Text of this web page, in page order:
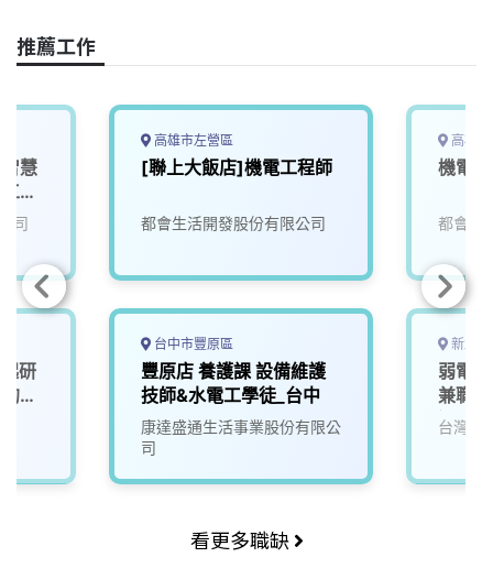
推薦工作
慧
程
員
司
研
未
高雄市左營區
[聯上大飯店]機電工程師
都會生活開發股份有限公司
台中市豐原區
豐原店 養護課 設備維護
技師&水電工學徒_台中
康達盛通生活事業股份有限公
司
高雄
機電
都會生
新北
弱電
兼職)
過6小
台灣寶
看更多職缺